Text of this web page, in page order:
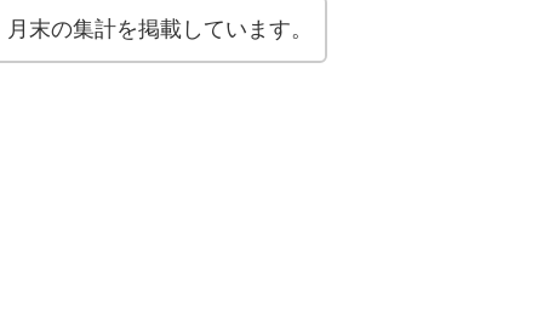
末の集計を掲載しています。